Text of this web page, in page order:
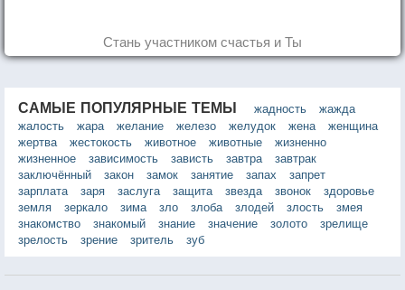
Стань участником счастья и Ты
САМЫЕ ПОПУЛЯРНЫЕ ТЕМЫ жадность
жажда
жалость
жара желание железо желудок жена
женщина
жертва
жестокость животное животные
жизненно
жизненное
зависимость зависть завтра
завтрак
заключённый
закон замок занятие запах
запрет
зарплата
заря заслуга защита звезда звонок
здоровье
земля
зеркало зима зло злоба злодей злость
змея
знакомство
знакомый знание значение золото
зрелище
зрелость
зрение зритель зуб